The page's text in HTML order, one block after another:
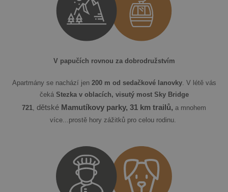
V papučích rovnou za dobrodružstvím
Apartmány se nachází jen 200 m od sedačkové lanovky. V létě vás
čeká Stezka v oblacích, visutý most Sky Bridge
721 dětské Mamutíkovy parky, 31 km trailů, a mnohem
více...prostě hory zážitků pro celou rodinu.